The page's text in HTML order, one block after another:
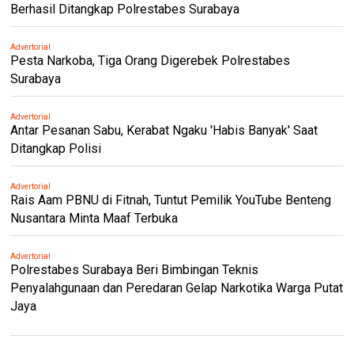
Berhasil Ditangkap Polrestabes Surabaya
Advertorial
Pesta Narkoba, Tiga Orang Digerebek Polrestabes
Surabaya
Advertorial
Antar Pesanan Sabu, Kerabat Ngaku 'Habis Banyak' Saat
Ditangkap Polisi
Advertorial
Rais Aam PBNU di Fitnah, Tuntut Pemilik YouTube Benteng
Nusantara Minta Maaf Terbuka
Advertorial
Polrestabes Surabaya Beri Bimbingan Teknis
Penyalahgunaan dan Peredaran Gelap Narkotika Warga Putat
Jaya